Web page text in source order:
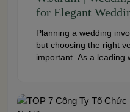
for Elegant
Planning a wedding
but choosing the right
important. As a leading
system, and dedicated